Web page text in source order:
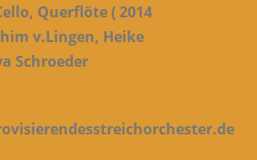
Querflöte ( 2014
v.Lingen, Heike
Schroeder